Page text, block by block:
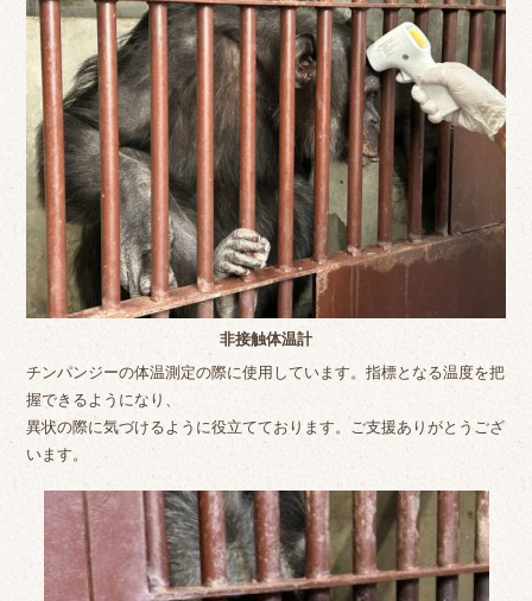
非接触体温計
チンパンジーの体温測定の際に使用しています。指標となる温度を把
握できるようになり、
異状の際に気づけるように役立てております。ご支援ありがとうござ
います。